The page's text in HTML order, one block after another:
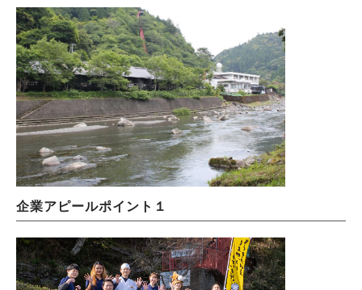
企業アピールポイント１